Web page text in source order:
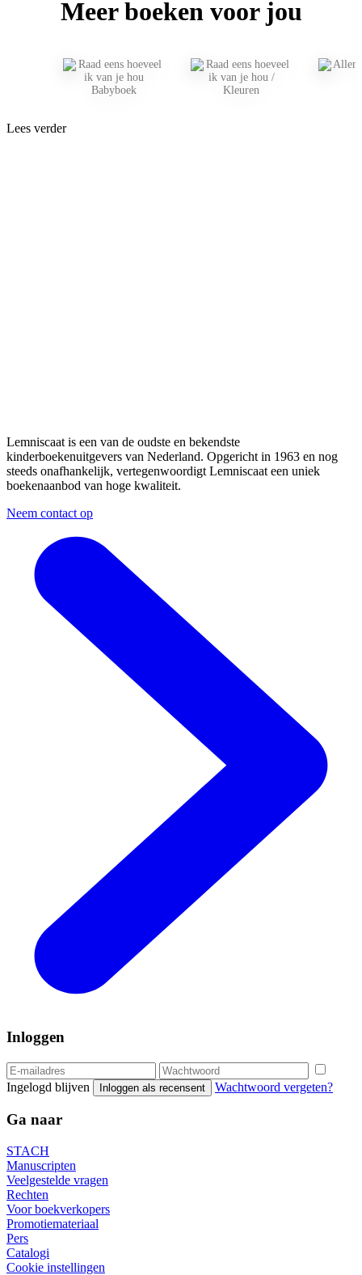
Meer boeken voor jou
Lees verder
Lemniscaat is een van de oudste en bekendste
kinderboekenuitgevers van Nederland. Opgericht in 1963 en nog
steeds onafhankelijk, vertegenwoordigt Lemniscaat een uniek
boekenaanbod van hoge kwaliteit.
Neem contact op
Inloggen
Ingelogd blijven Inloggen als recensent Wachtwoord vergeten?
Ga naar
STACH
Manuscripten
Veelgestelde vragen
Rechten
Voor boekverkopers
Promotiemateriaal
Pers
Catalogi
Cookie instellingen